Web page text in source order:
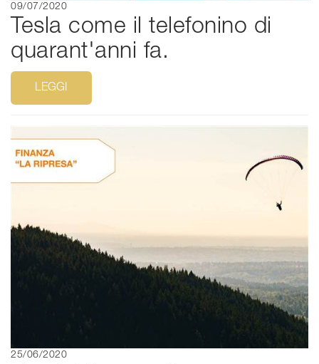
09/07/2020
Tesla come il telefonino di
quarant'anni fa.
LEGGI
25/06/2020